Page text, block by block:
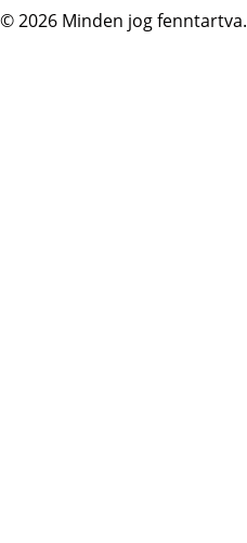
© 2026 Minden jog fenntartva.